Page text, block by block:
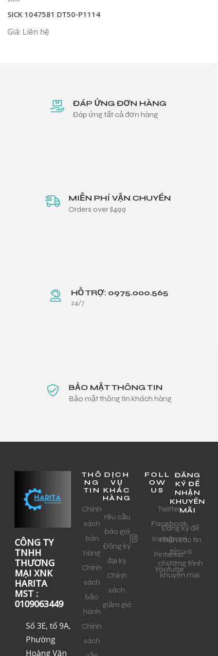
SICK 1047581 DT50-P1114
Giá: Liên hệ
ĐÁP ỨNG ĐƠN HÀNG
Đáp ứng tất cả đơn hàng
MIỄN PHÍ VẬN CHUYỂN
Orders over $499
HỖ TRỢ: 0975.000.565
24/7
BẢO MẬT THÔNG TIN
Bảo mật thông tin khách hàng
CÔNG TY
TNHH
THƯƠNG
MẠI XNK
HARITA
MST :
0109063449
Số 3E, tổ 9A,
Phường
Hoàng Văn
THÔ
NG
TIN
Chính
sách
bán
hàng
Chính
sách
bảo
hành
Chính
sách
DỊCH
VỤ
KHÁC
HÀNG
Yêu cầu
báo giá
Đăng ký
đại ký
Chính
sách
giảm giá
FOLL
OW
US
Twitter
Facebook
Instagram
Pinterest
Youtube
ĐĂNG
KÝ ĐỂ
NHẬN
KHUYẾN
MÃI
Đăng ký để
nhận các tin
tức và
chương trình
khuyến mại.